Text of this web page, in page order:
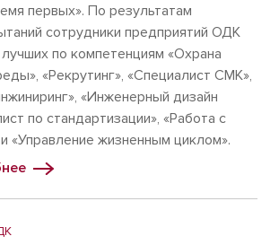
первых». По результатам
сотрудники предприятий ОДК
по компетенциям «Охрана
«Рекрутинг», «Специалист СМК»,
«Инженерный дизайн
по стандартизации», «Работа с
«Управление жизненным циклом».